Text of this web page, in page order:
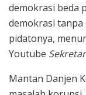
demokrasi beda
demokrasi tanpa
pidatonya,
Youtube
Mantan Danjen